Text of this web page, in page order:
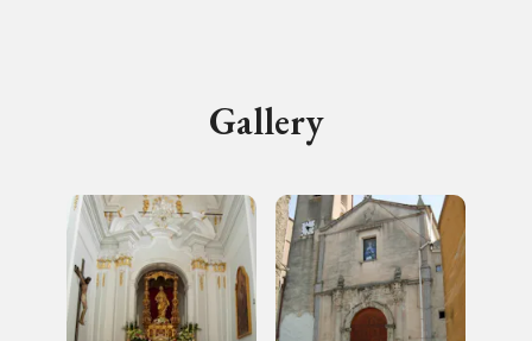
Gallery
luogo
I Luoghi del Cuore